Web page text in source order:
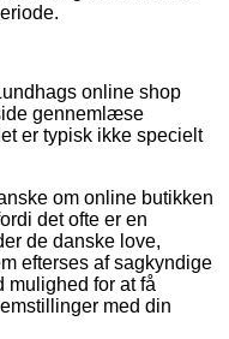
online shop
gennemlæse
er typisk ikke specielt
om online butikken
det ofte er en
de danske love,
efterses af sagkyndige
mulighed for at få
med din